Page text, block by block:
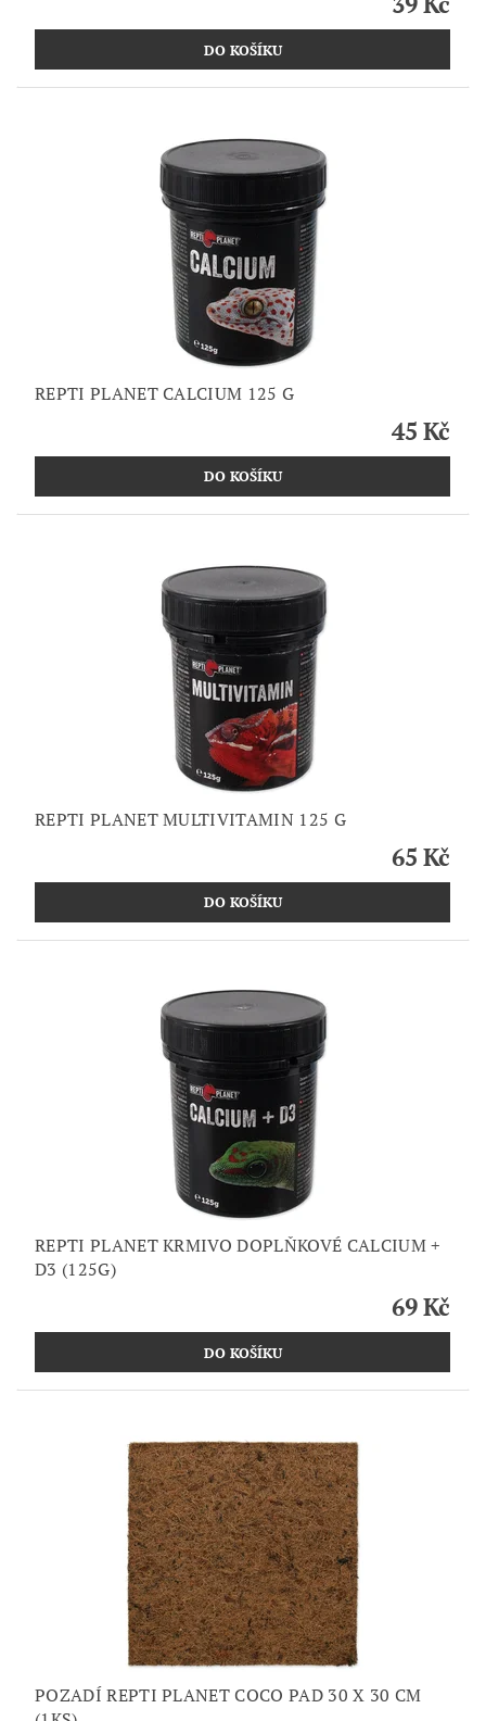
REPTI PLANET CALCIUM 125 G
45 Kč
REPTI PLANET MULTIVITAMIN 125 G
65 Kč
REPTI PLANET KRMIVO DOPLŇKOVÉ CALCIUM +
D3 (125G)
69 Kč
POZADÍ REPTI PLANET COCO PAD 30 X 30 CM